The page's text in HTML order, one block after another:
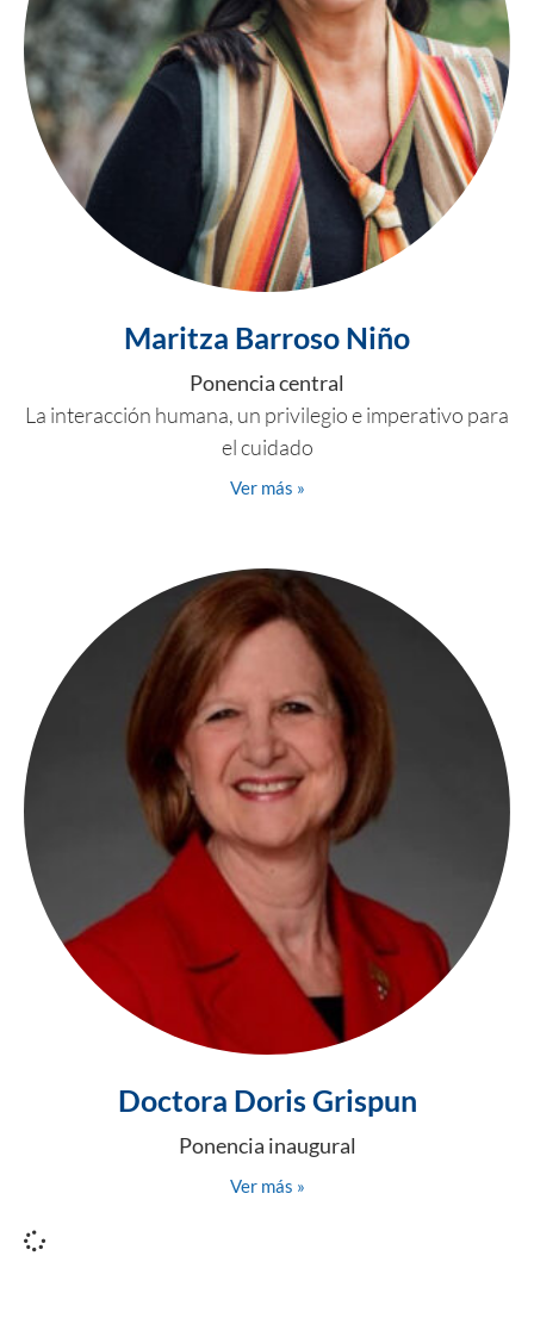
Maritza Barroso Niño
Ponencia central
La interacción humana, un privilegio e imperativo para
el cuidado
Ver más »
Doctora Doris Grispun
Ponencia inaugural
Ver más »